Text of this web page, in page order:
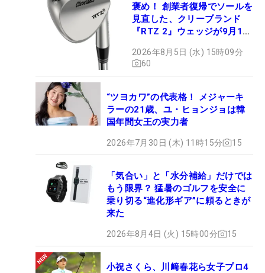
褒め！ 創業者復帰でソールを
見直した、クリーブランド
『RTZ 2』ウェッジが9月12
2026年8月5日 (水) 15時09分
60
“ツヨカワ”の代表格！ メジャーキ
ラーの21歳、ユ・ヒョンジョは韓
国年間女王の実力者
2026年7月30日 (木) 11時15分 15
「気合い」と「水分補給」だけでは
もう限界？ 猛暑のゴルフを安全に
乗り切る“進化形ギア”に頼るときが
来た
2026年8月4日 (火) 15時00分 15
小祝さくら、川﨑春花ら女子プロ4